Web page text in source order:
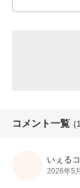
コメント一覧
いぇる
2026年5